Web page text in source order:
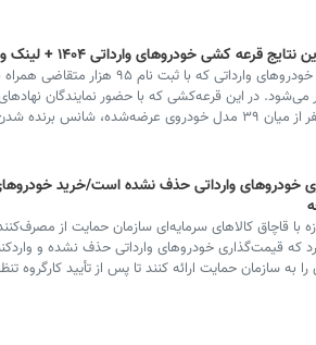
قرعه کشی خودروهای وارداتی ۱۴۰۴ + لینک ورود به سامانه
با اتمام مهلت ثبت‌نام خودروهای وارداتی که
می‌شود. در این قرعه‌کشی که با حضور نمایندگان
خودروهای وارداتی حذف نشده است/خرید خودروهای
با قاچاق کالاهای سرمایه‌ای سازمان حمایت از
کرد که قیمت‌گذاری خودروهای وارداتی حذف نشده و
سازمان حمایت ارائه کنند تا پس از تأیید کارگروه